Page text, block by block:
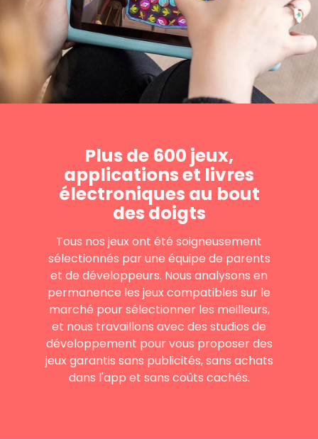
Plus de 600 jeux,
applications et livres
électroniques au bout
des doigts
Tous nos jeux ont été soigneusement
sélectionnés par une équipe de parents
et de développeurs. Nous analysons en
permanence les jeux compatibles sur le
marché pour sélectionner les meilleurs,
et nous travaillons avec des studios de
développement pour vous proposer des
jeux garantis sans publicités, sans achats
dans l'app et sans coûts cachés.